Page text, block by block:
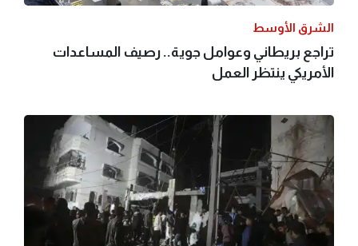
الشرق الأوسط
تراجع بريطاني وعوامل جوية.. رصيف المساعدات
الأمريكي ينتظر العمل